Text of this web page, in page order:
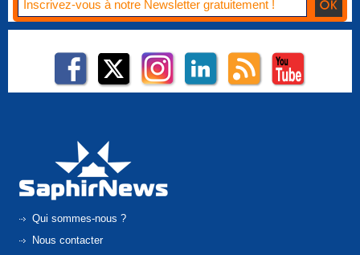
Qui sommes-nous ?
Nous contacter